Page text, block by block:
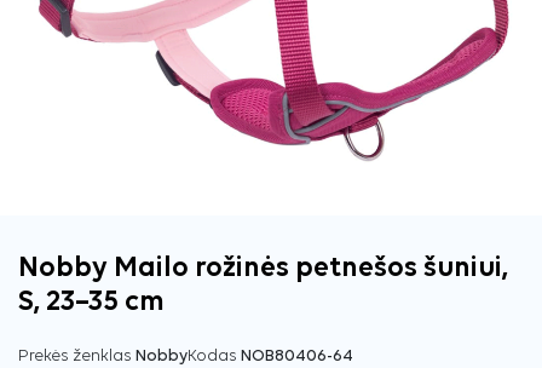
Nobby Mailo rožinės petnešos šuniui,
S, 23–35 cm
Prekės ženklas NobbyKodas NOB80406-64